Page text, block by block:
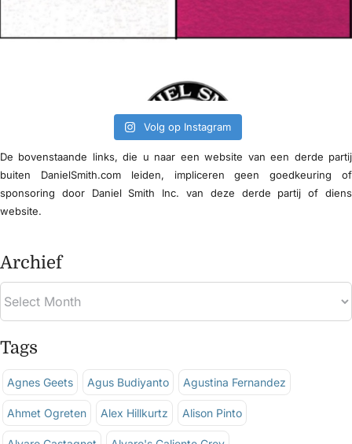
Volg op Instagram
De bovenstaande links, die u naar een website van een derde partij
buiten DanielSmith.com leiden, impliceren geen goedkeuring of
sponsoring door Daniel Smith Inc. van deze derde partij of diens
website.
Archief
Tags
Agnes Geets Agus Budiyanto Agustina Fernandez
Ahmet Ogreten Alex Hillkurtz Alison Pinto